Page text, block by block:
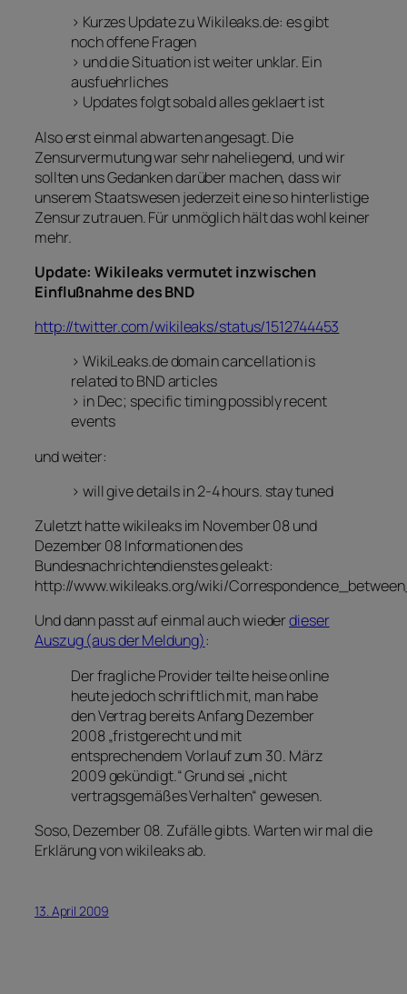
> Kurzes Update zu Wikileaks.de: es gibt
noch offene Fragen
> und die Situation ist weiter unklar. Ein
ausfuehrliches
> Updates folgt sobald alles geklaert ist
Also erst einmal abwarten angesagt. Die
Zensurvermutung war sehr naheliegend, und wir
sollten uns Gedanken darüber machen, dass wir
unserem Staatswesen jederzeit eine so hinterlistige
Zensur zutrauen. Für unmöglich hält das wohl keiner
mehr.
Update: Wikileaks vermutet inzwischen
Einflußnahme des BND
http://twitter.com/wikileaks/status/1512744453
> WikiLeaks.de domain cancellation is
related to BND articles
> in Dec; specific timing possibly recent
events
und weiter:
> will give details in 2-4 hours. stay tuned
Zuletzt hatte wikileaks im November 08 und
Dezember 08 Informationen des
Bundesnachrichtendienstes geleakt:
http://www.wikileaks.org/wiki/
Und dann passt auf einmal auch wiederdieser
Auszug (aus der Meldung):
Der fragliche Provider teilte heise online
heute jedoch schriftlich mit, man habe
den Vertrag bereits Anfang Dezember
2008 „fristgerecht und mit
entsprechendem Vorlauf zum 30. März
2009 gekündigt.“ Grund sei „nicht
vertragsgemäßes Verhalten“ gewesen.
Soso, Dezember 08. Zufälle gibts. Warten wir mal die
Erklärung von wikileaks ab.
13. April 2009